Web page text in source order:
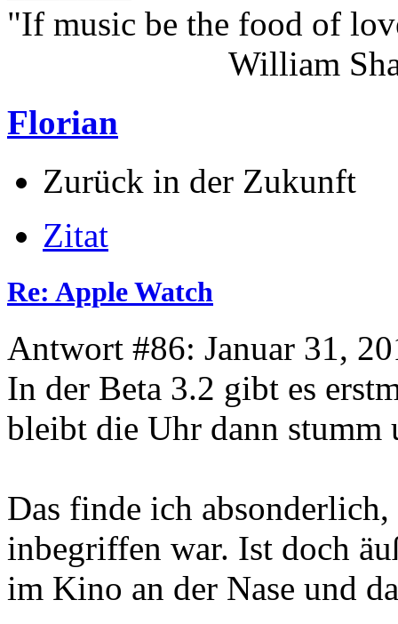
"If music be the food of
William
Florian
Zurück in der Zukunft
Zitat
Re: Apple Watch
Antwort #86: Januar 31,
In der Beta 3.2 gibt es
bleibt die Uhr dann stumm
Das finde ich
inbegriffen war. Ist doch
im Kino an der Nase und